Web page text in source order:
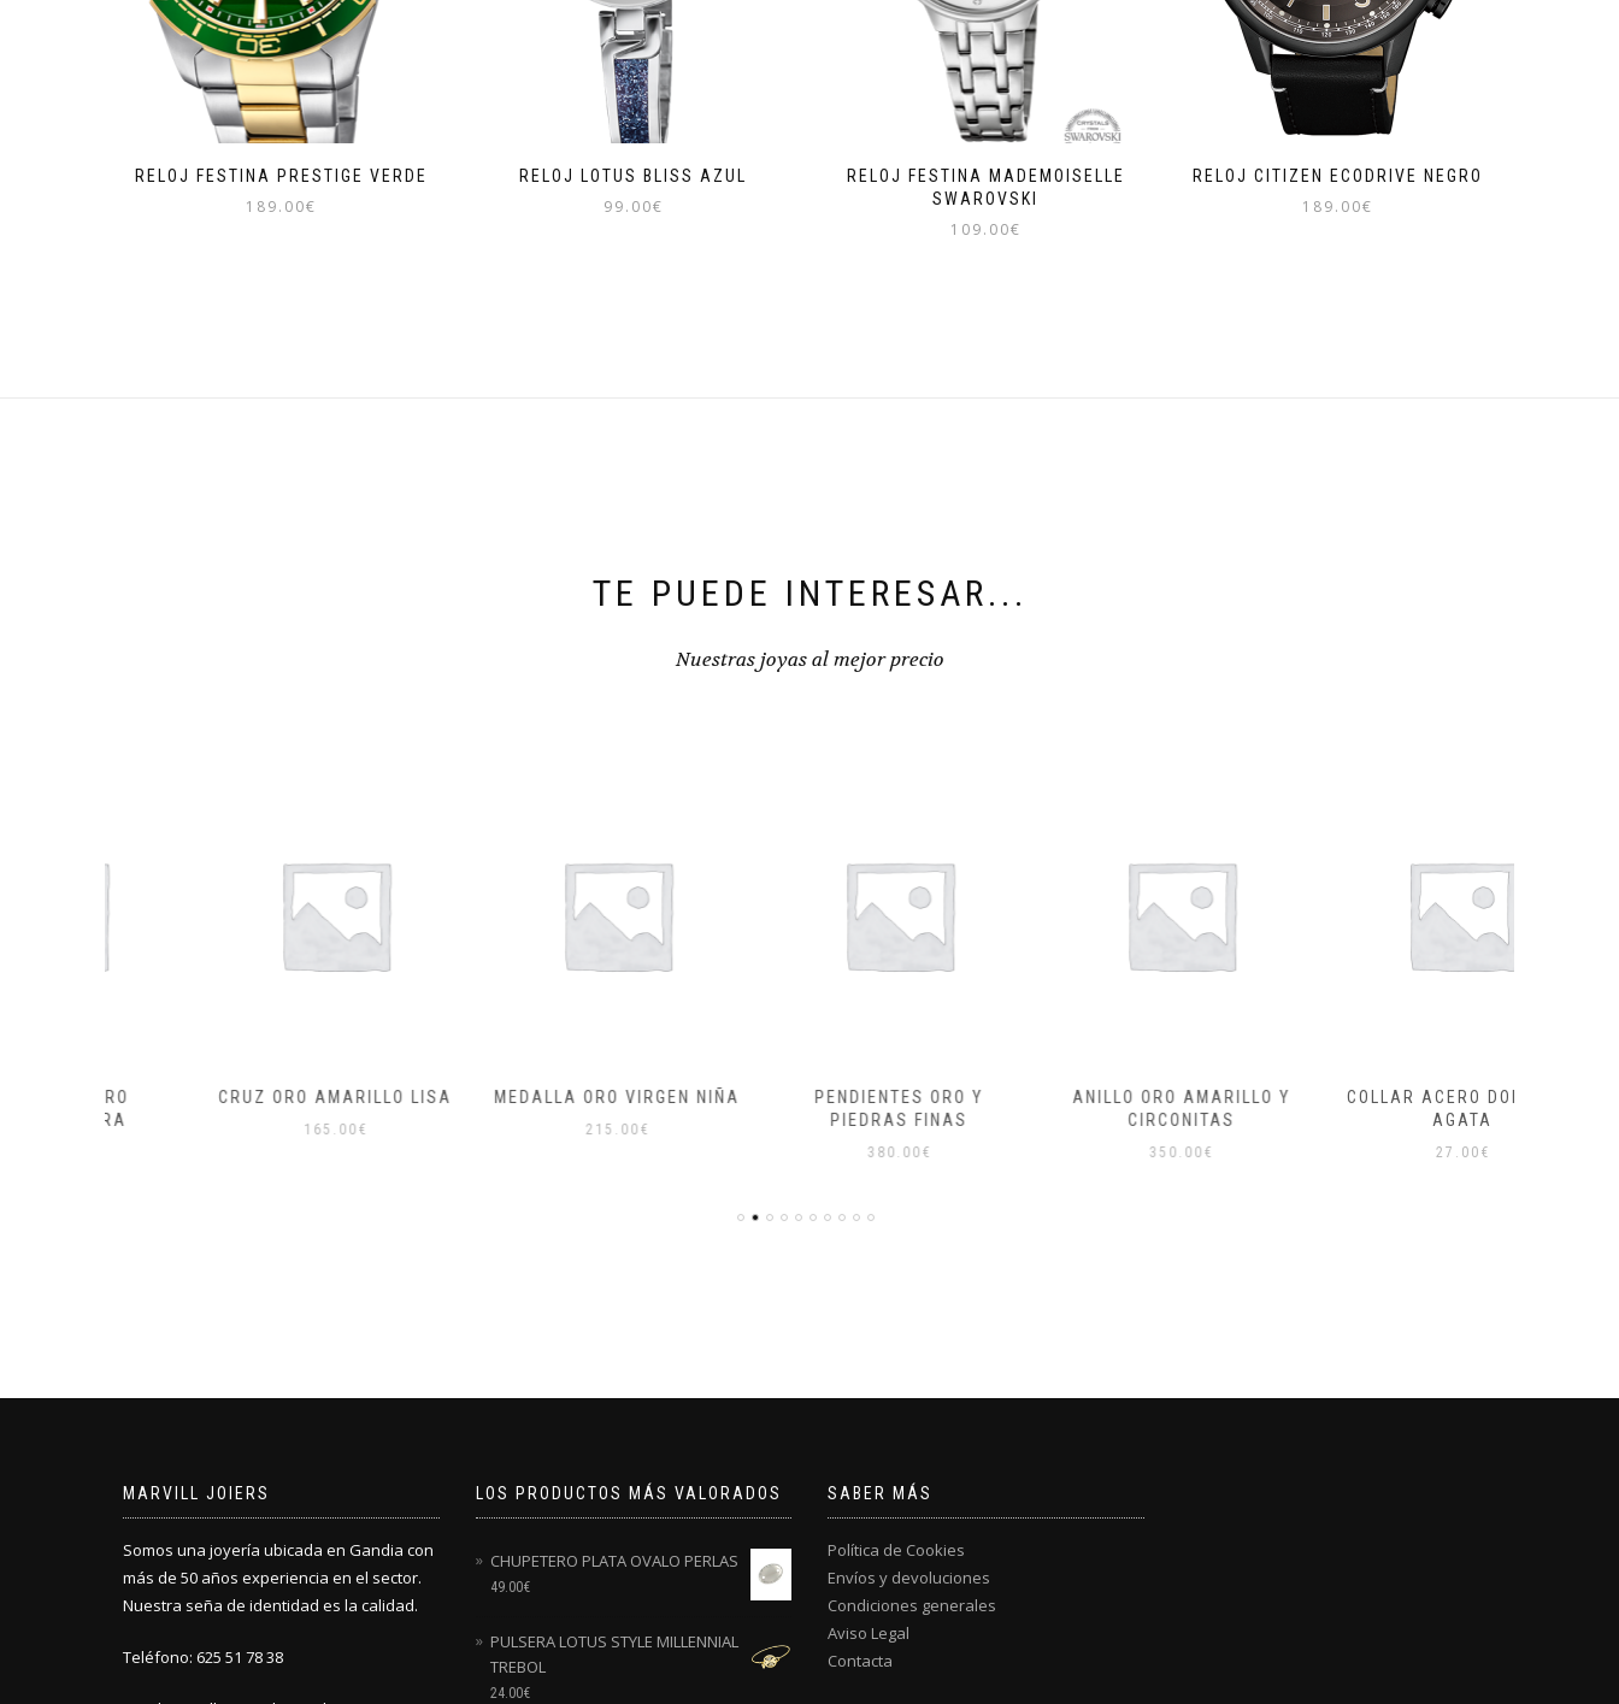
RELOJ FESTINA PRESTIGE VERDE
189.00€
RELOJ LOTUS BLISS AZUL
99.00€
RELOJ FESTINA MADEMOISELLE
SWAROVSKI
109.00€
RELOJ CITIZEN ECODRIVE NEGRO
189.00€
TE PUEDE INTERESAR...
Nuestras joyas al mejor precio
CRUZ ORO AMARILLO LISA MEDALLA ORO VIRGEN NIÑA
PENDIENTES ORO Y
PIEDRAS FINAS
ANILLO ORO AMARILLO Y
CIRCONITAS
COLLAR ACERO DORADO Y
MARVILL JOIERS
Somos una joyería ubicada en Gandia con
más de 50 años experiencia en el sector.
Nuestra seña de identidad es la calidad.
Teléfono: 625 51 78 38
LOS PRODUCTOS MÁS VALORADOS
CHUPETERO PLATA OVALO PERLAS
49.00€
PULSERA LOTUS STYLE MILLENNIAL
TREBOL
24.00€
SABER MÁS
Política de Cookies
Envíos y devoluciones
Condiciones generales
Aviso Legal
Contacta